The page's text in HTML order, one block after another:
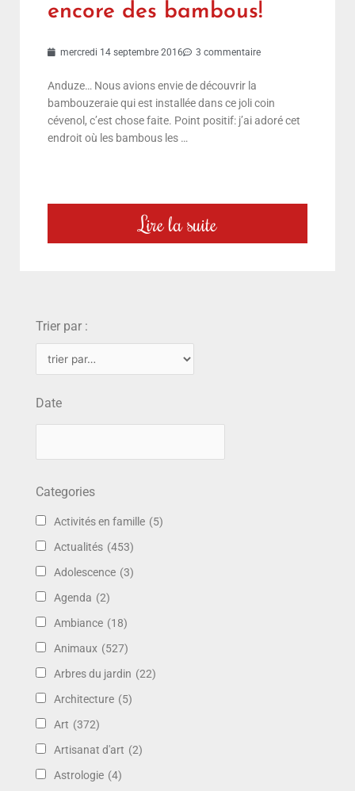
encore des bambous!
mercredi 14 septembre 2016 3 commentaire
Anduze… Nous avions envie de découvrir la
bambouzeraie qui est installée dans ce joli coin
cévenol, c’est chose faite. Point positif: j’ai adoré cet
endroit où les bambous les …
Lire la suite
Trier par :
Date
Categories
Activités en famille (5)
Actualités (453)
Adolescence (3)
Agenda (2)
Ambiance (18)
Animaux (527)
Arbres du jardin (22)
Architecture (5)
Art (372)
Artisanat d'art (2)
Astrologie (4)